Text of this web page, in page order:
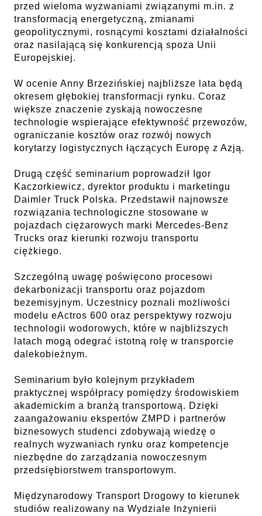
przed wieloma wyzwaniami związanymi m.in. z
transformacją energetyczną, zmianami
geopolitycznymi, rosnącymi kosztami działalności
oraz nasilającą się konkurencją spoza Unii
Europejskiej.
W ocenie Anny Brzezińskiej najbliższe lata będą
okresem głębokiej transformacji rynku. Coraz
większe znaczenie zyskają nowoczesne
technologie wspierające efektywność przewozów,
ograniczanie kosztów oraz rozwój nowych
korytarzy logistycznych łączących Europę z Azją.
Drugą część seminarium poprowadził Igor
Kaczorkiewicz, dyrektor produktu i marketingu
Daimler Truck Polska. Przedstawił najnowsze
rozwiązania technologiczne stosowane w
pojazdach ciężarowych marki Mercedes-Benz
Trucks oraz kierunki rozwoju transportu
ciężkiego.
Szczególną uwagę poświęcono procesowi
dekarbonizacji transportu oraz pojazdom
bezemisyjnym. Uczestnicy poznali możliwości
modelu eActros 600 oraz perspektywy rozwoju
technologii wodorowych, które w najbliższych
latach mogą odegrać istotną rolę w transporcie
dalekobieżnym.
Seminarium było kolejnym przykładem
praktycznej współpracy pomiędzy środowiskiem
akademickim a branżą transportową. Dzięki
zaangażowaniu ekspertów ZMPD i partnerów
biznesowych studenci zdobywają wiedzę o
realnych wyzwaniach rynku oraz kompetencje
niezbędne do zarządzania nowoczesnym
przedsiębiorstwem transportowym.
Międzynarodowy Transport Drogowy to kierunek
studiów realizowany na Wydziale Inżynierii